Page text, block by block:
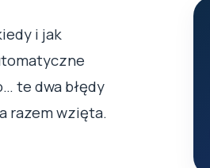
i jak
te dwa błędy
razem wzięta.